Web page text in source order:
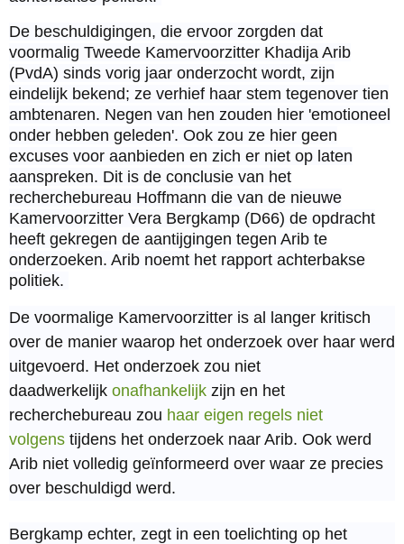
De beschuldigingen, die ervoor zorgden dat
voormalig Tweede Kamervoorzitter Khadija Arib
(PvdA) sinds vorig jaar onderzocht wordt, zijn
eindelijk bekend; ze verhief haar stem tegenover tien
ambtenaren. Negen van hen zouden hier 'emotioneel
onder hebben geleden'. Ook zou ze hier geen
excuses voor aanbieden en zich er niet op laten
aanspreken. Dit is de conclusie van het
recherchebureau Hoffmann die van de nieuwe
Kamervoorzitter Vera Bergkamp (D66) de opdracht
heeft gekregen de aantijgingen tegen Arib te
onderzoeken. Arib noemt het rapport achterbakse
politiek.
De voormalige Kamervoorzitter is al langer kritisch
over de manier waarop het onderzoek over haar werd
uitgevoerd. Het onderzoek zou niet
daadwerkelijk onafhankelijk zijn en het
recherchebureau zou haar eigen regels niet
volgens tijdens het onderzoek naar Arib. Ook werd
Arib niet volledig geïnformeerd over waar ze precies
over beschuldigd werd.
Bergkamp echter, zegt in een toelichting op het